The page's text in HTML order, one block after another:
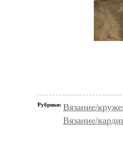
Рубрики: Вязание/
Вязание/